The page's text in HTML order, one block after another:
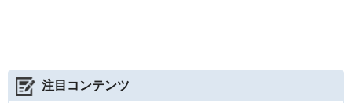
注目コンテンツ